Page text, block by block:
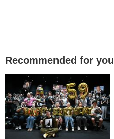
Recommended for you